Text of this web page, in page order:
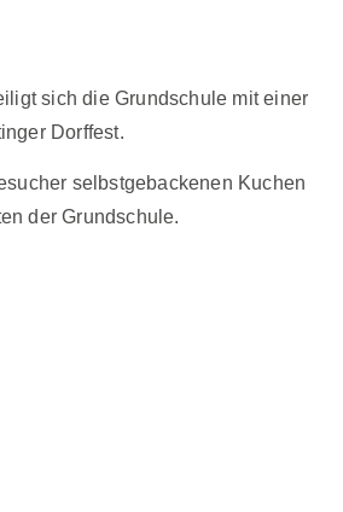
sich die Grundschule mit einer
Dorffest.
selbstgebackenen Kuchen
der Grundschule.